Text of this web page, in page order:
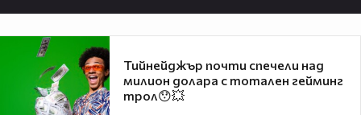
Тийнейджър почти спечели над
милион долара с тотален гейминг
трол😯💥